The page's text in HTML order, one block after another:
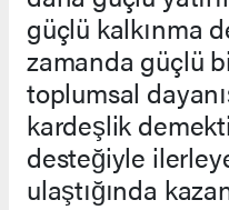
güçlü kalkınma
zamanda güçlü
toplumsal
kardeşlik
desteğiyle
ulaştığında